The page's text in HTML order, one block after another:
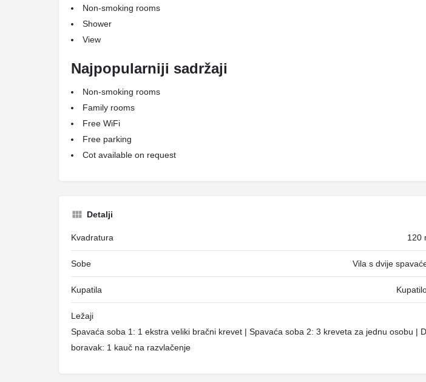
Non-smoking rooms
Shower
View
Najpopularniji sadržaji
Non-smoking rooms
Family rooms
Free WiFi
Free parking
Cot available on request
Detalji
Kvadratura 120
Sobe Vila s dvije
Kupatila
Ležaji
Spavaća soba 1: 1 ekstra veliki bračni krevet | Spavaća soba 2: 3 kreveta za jednu osobu |
boravak: 1 kauč na razvlačenje